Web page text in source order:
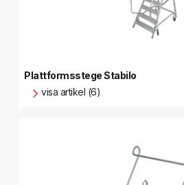
Plattformsstege Stabilo
visa artikel (6)